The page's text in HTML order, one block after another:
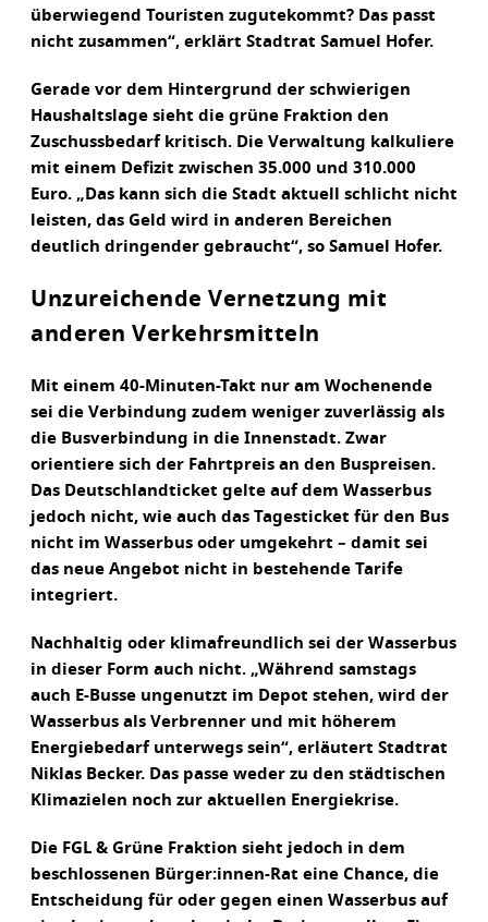
überwiegend Touristen zugutekommt? Das passt
nicht zusammen“, erklärt Stadtrat Samuel Hofer.
Gerade vor dem Hintergrund der schwierigen
Haushaltslage sieht die grüne Fraktion den
Zuschussbedarf kritisch. Die Verwaltung kalkuliere
mit einem Defizit zwischen 35.000 und 310.000
Euro. „Das kann sich die Stadt aktuell schlicht nicht
leisten, das Geld wird in anderen Bereichen
deutlich dringender gebraucht“, so Samuel Hofer.
Unzureichende Vernetzung mit
anderen Verkehrsmitteln
Mit einem 40-Minuten-Takt nur am Wochenende
sei die Verbindung zudem weniger zuverlässig als
die Busverbindung in die Innenstadt. Zwar
orientiere sich der Fahrtpreis an den Buspreisen.
Das Deutschlandticket gelte auf dem Wasserbus
jedoch nicht, wie auch das Tagesticket für den Bus
nicht im Wasserbus oder umgekehrt – damit sei
das neue Angebot nicht in bestehende Tarife
integriert.
Nachhaltig oder klimafreundlich sei der Wasserbus
in dieser Form auch nicht. „Während samstags
auch E-Busse ungenutzt im Depot stehen, wird der
Wasserbus als Verbrenner und mit höherem
Energiebedarf unterwegs sein“, erläutert Stadtrat
Niklas Becker. Das passe weder zu den städtischen
Klimazielen noch zur aktuellen Energiekrise.
Die FGL & Grüne Fraktion sieht jedoch in dem
beschlossenen Bürger:innen-Rat eine Chance, die
Entscheidung für oder gegen einen Wasserbus auf